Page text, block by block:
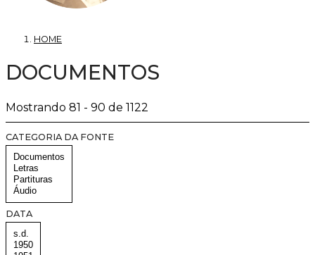
HOME
DOCUMENTOS
Mostrando 81 - 90 de 1122
CATEGORIA DA FONTE
DATA